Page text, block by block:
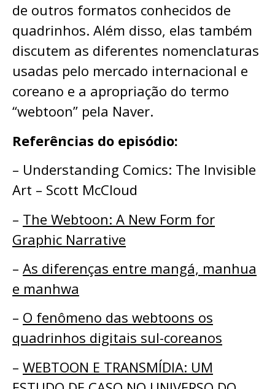
de outros formatos conhecidos de
quadrinhos. Além disso, elas também
discutem as diferentes nomenclaturas
usadas pelo mercado internacional e
coreano e a apropriação do termo
“webtoon” pela Naver.
Referências do episódio:
– Understanding Comics: The Invisible
Art – Scott McCloud
– The Webtoon: A New Form for
Graphic Narrative
– As diferenças entre mangá, manhua
e manhwa
– O fenômeno das webtoons os
quadrinhos digitais sul-coreanos
– WEBTOON E TRANSMÍDIA: UM